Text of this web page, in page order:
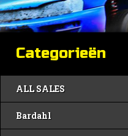
Categorieën
ALL SALES
Bardahl